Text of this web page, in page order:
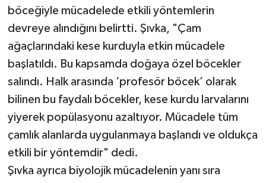
böceğiyle mücadelede etkili yöntemlerin
devreye alındığını belirtti. Şıvka, "Çam
ağaçlarındaki kese kurduyla etkin mücadele
başlatıldı. Bu kapsamda doğaya özel böcekler
salındı. Halk arasında ‘profesör böcek’ olarak
bilinen bu faydalı böcekler, kese kurdu larvalarını
yiyerek popülasyonu azaltıyor. Mücadele tüm
çamlık alanlarda uygulanmaya başlandı ve oldukça
etkili bir yöntemdir" dedi.
Şıvka ayrıca biyolojik mücadelenin yanı sıra